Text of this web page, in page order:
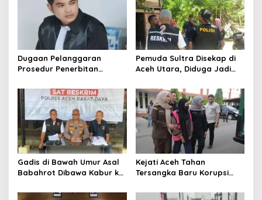
Dugaan Pelanggaran
Prosedur Penerbitan
Hukum Tuntut
Pertanggungjawaban
Camat Teunom dan Kepala
Desa
Pemuda Sultra Disekap di
Aceh Utara, Diduga Jadi
Gadis di Bawah Umur Asal
Babahrot Dibawa Kabur ke
Setelah Buron Berbulan-
Kejati Aceh Tahan
Tersangka Baru Korupsi
Rp14 Miliar